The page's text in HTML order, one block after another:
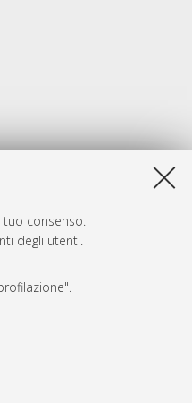
consenso.
degli utenti.